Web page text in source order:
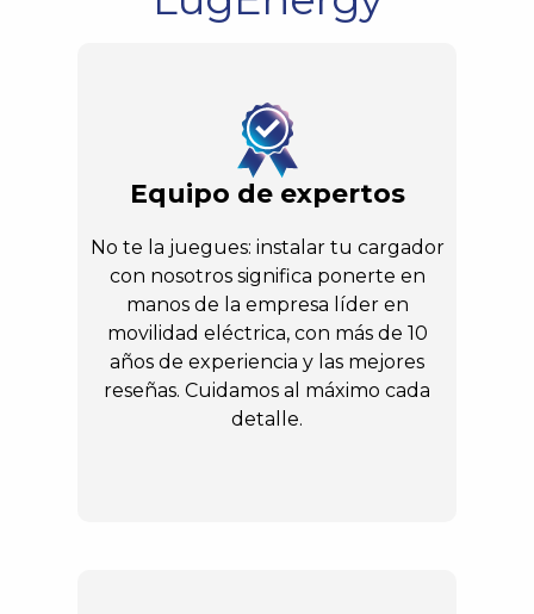
Equipo de expertos
No te la juegues: instalar tu cargador
con nosotros significa ponerte en
manos de la empresa líder en
movilidad eléctrica, con más de 10
años de experiencia y las mejores
reseñas. Cuidamos al máximo cada
detalle.